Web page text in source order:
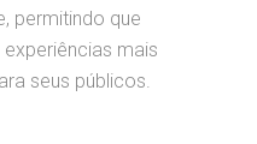
permitindo que
mais
seus públicos.